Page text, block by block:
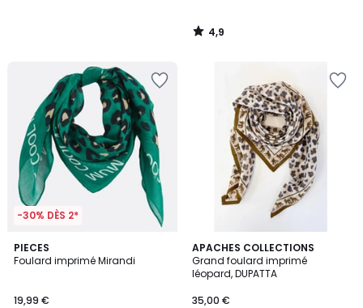
4,9
/
-30% DÈS 2*
PIECES
Foulard imprimé Mirandi
19,99 €
2
Couleurs
APACHES COLLECTIONS
Grand foulard imprimé
léopard, DUPATTA
35,00 €
3
/
5
2
Couleurs